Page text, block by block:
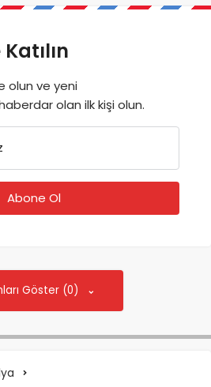
olun ve yeni
olan ilk kişi olun.
Göster (0)